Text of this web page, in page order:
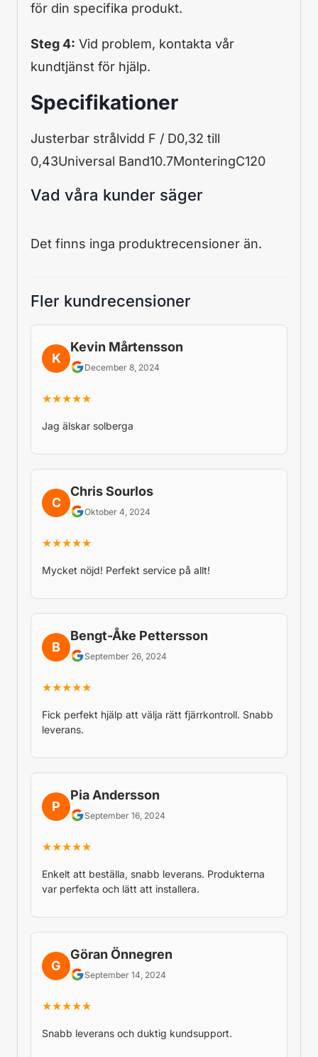
för din specifika produkt.
Steg 4: Vid problem, kontakta vår
kundtjänst för hjälp.
Specifikationer
Justerbar strålvidd F / D0,32 till
0,43Universal Band10.7MonteringC120
Vad våra kunder säger
Det finns inga produktrecensioner än.
Fler kundrecensioner
K
Kevin Mårtensson
December 8, 2024
★★★★★
Jag älskar solberga
C
Chris Sourlos
Oktober 4, 2024
★★★★★
Mycket nöjd! Perfekt service på allt!
B
Bengt-Åke Pettersson
September 26, 2024
★★★★★
Fick perfekt hjälp att välja rätt fjärrkontroll. Snabb
leverans.
P
Pia Andersson
September 16, 2024
★★★★★
Enkelt att beställa, snabb leverans. Produkterna
var perfekta och lätt att installera.
G
Göran Önnegren
September 14, 2024
★★★★★
Snabb leverans och duktig kundsupport.